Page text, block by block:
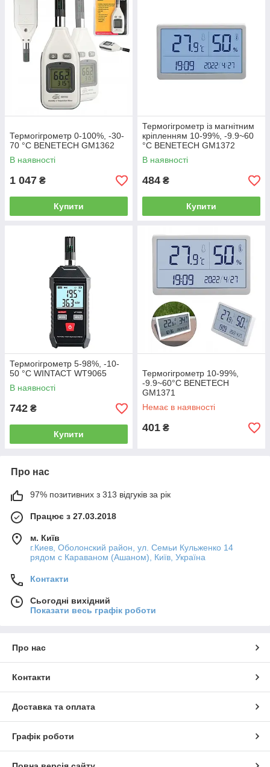
Термогігрометр 0-100%, -30-
70 °C BENETECH GM1362
В наявності
1 047 ₴
Купити
Термогігрометр із магнітним
кріпленням 10-99%, -9.9~60
°C BENETECH GM1372
В наявності
484 ₴
Купити
Термогігрометр 5-98%, -10-
50 °C WINTACT WT9065
В наявності
742 ₴
Купити
Термогігрометр 10-99%,
-9.9~60°C BENETECH
GM1371
Немає в наявності
401 ₴
Про нас
97% позитивних з 313 відгуків за рік
Працює з 27.03.2018
м. Київ
г.Киев, Оболонский район, ул. Семьи Кульженко 14
рядом с Караваном (Ашаном), Київ, Україна
Контакти
Сьогодні вихідний
Показати весь графік роботи
Про нас
Контакти
Доставка та оплата
Графік роботи